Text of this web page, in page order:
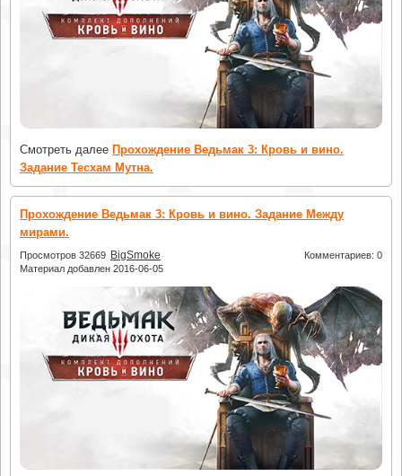
Смотреть далее Прохождение Ведьмак 3: Кровь и вино.
Задание Тесхам Мутна.
Прохождение Ведьмак 3: Кровь и вино. Задание Между
мирами.
Просмотров 32669 BigSmoke
Материал добавлен 2016-06-05
Комментариев: 0